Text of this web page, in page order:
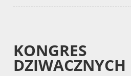
KONGRES
DZIWACZNYCH